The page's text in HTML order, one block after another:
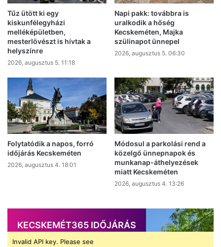
Tűz ütött ki egy
kiskunfélegyházi
melléképületben,
mesterlövészt is hívtak a
helyszínre
2026, augusztus 5. 11:18
Napi pakk: továbbra is
uralkodik a hőség
Kecskeméten, Majka
szülinapot ünnepel
2026, augusztus 5. 06:30
Folytatódik a napos, forró
időjárás Kecskeméten
2026, augusztus 4. 18:01
Módosul a parkolási rend a
közelgő ünnepnapok és
munkanap-áthelyezések
miatt Kecskeméten
2026, augusztus 4. 13:26
KECSKEMÉT365 IDŐJÁRÁS
Invalid API key. Please see